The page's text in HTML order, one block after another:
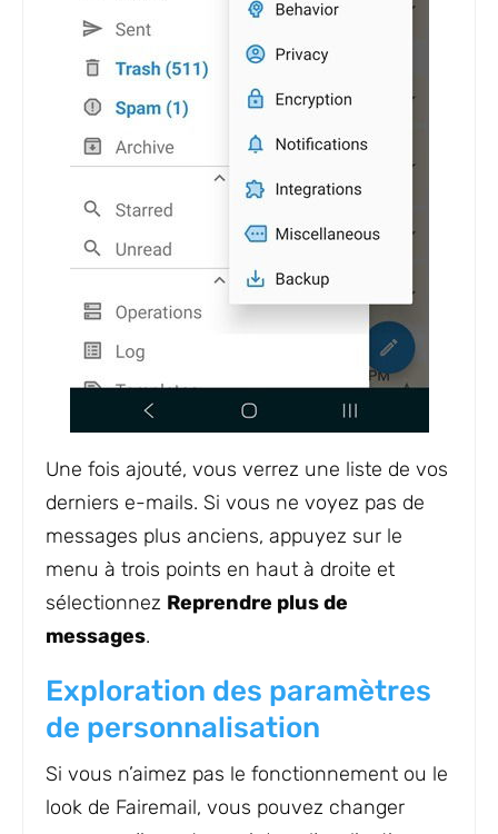
Une fois ajouté, vous verrez une liste de vos
derniers e-mails. Si vous ne voyez pas de
messages plus anciens, appuyez sur le
menu à trois points en haut à droite et
sélectionnez Reprendre plus de
messages.
Exploration des paramètres
de personnalisation
Si vous n’aimez pas le fonctionnement ou le
look de Fairemail, vous pouvez changer